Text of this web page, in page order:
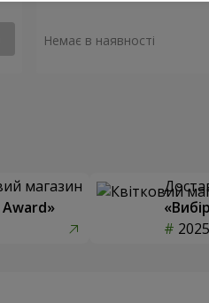
Немає в наявності
магазин